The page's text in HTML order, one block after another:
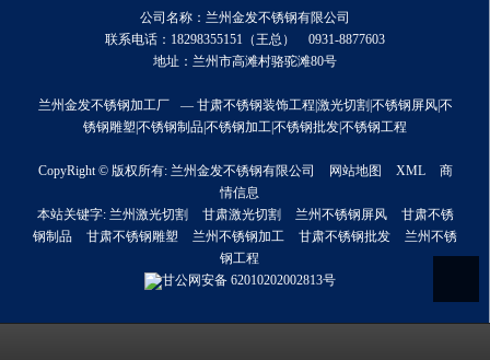
公司名称：兰州金发不锈钢有限公司
联系电话：18298355151（王总） 0931-8877603
地址：兰州市高滩村骆驼滩80号
兰州金发不锈钢加工厂
— 甘肃不锈钢装饰工程|激光切割|不锈钢屏风|不
锈钢雕塑|不锈钢制品|不锈钢加工|不锈钢批发|不锈钢工程
CopyRight © 版权所有: 兰州金发不锈钢有限公司 网站地图 XML
商
情信息
本站关键字: 兰州激光切割 甘肃激光切割 兰州不锈钢屏风
甘肃不锈
钢制品
甘肃不锈钢雕塑 兰州不锈钢加工 甘肃不锈钢批发
兰州不锈
钢工程
甘公网安备62010202002813号